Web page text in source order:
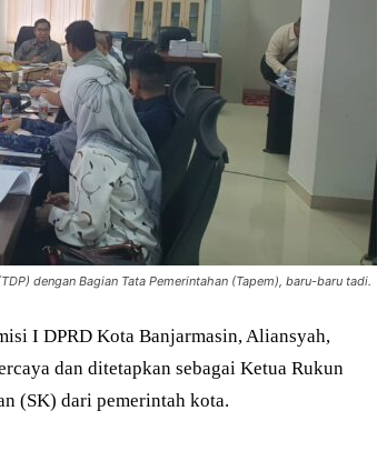
dengan Bagian Tata Pemerintahan (Tapem), baru-baru tadi.
I DPRD Kota Banjarmasin, Aliansyah,
dan ditetapkan sebagai Ketua Rukun
(SK) dari pemerintah kota.